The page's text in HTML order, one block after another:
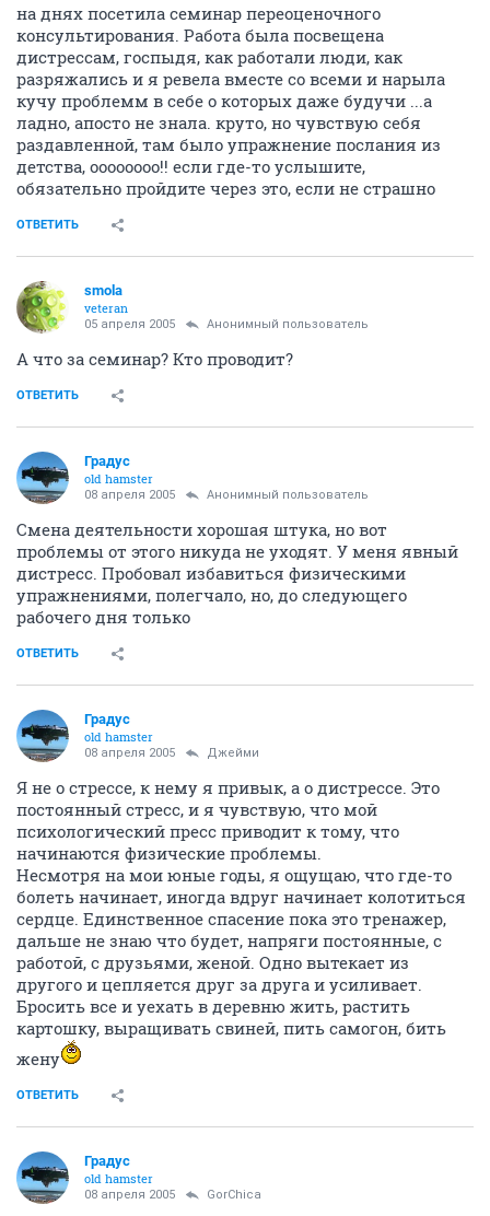
на днях посетила семинар переоценочного
консультирования. Работа была посвещена
дистрессам, госпыдя, как работали люди, как
разряжались и я ревела вместе со всеми и нарыла
кучу проблемм в себе о которых даже будучи ...а
ладно, апосто не знала. круто, но чувствую себя
раздавленной, там было упражнение послания из
детства, оооооооо!! если где-то услышите,
обязательно пройдите через это, если не страшно
ОТВЕТИТЬ
smola
veteran
05 апреля 2005 Анонимный пользователь
А что за семинар? Кто проводит?
ОТВЕТИТЬ
Градус
old hamster
08 апреля 2005 Анонимный пользователь
Смена деятельности хорошая штука, но вот
проблемы от этого никуда не уходят. У меня явный
дистресс. Пробовал избавиться физическими
упражнениями, полегчало, но, до следующего
рабочего дня только
ОТВЕТИТЬ
Градус
old hamster
08 апреля 2005 Джейми
Я не о стрессе, к нему я привык, а о дистрессе. Это
постоянный стресс, и я чувствую, что мой
психологический пресс приводит к тому, что
начинаются физические проблемы.
Несмотря на мои юные годы, я ощущаю, что где-то
болеть начинает, иногда вдруг начинает колотиться
сердце. Единственное спасение пока это тренажер,
дальше не знаю что будет, напряги постоянные, с
работой, с друзьями, женой. Одно вытекает из
другого и цепляется друг за друга и усиливает.
Бросить все и уехать в деревню жить, растить
картошку, выращивать свиней, пить самогон, бить
жену
ОТВЕТИТЬ
Градус
old hamster
08 апреля 2005 GorChica